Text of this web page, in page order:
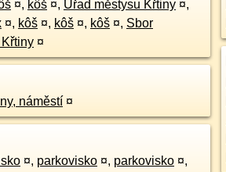
¤, kôš ¤, Úřad městysu Křtiny ¤,
¤, kôš ¤, kôš ¤, kôš ¤, Sbor
¤
náměstí ¤
¤, parkovisko ¤, parkovisko ¤,